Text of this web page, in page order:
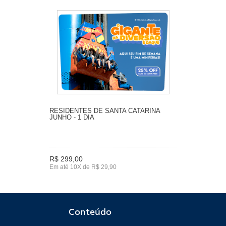
RESIDENTES DE SANTA CATARINA
JUNHO - 1 DIA
R$ 299,00
Em até 10X de R$ 29,90
Conteúdo